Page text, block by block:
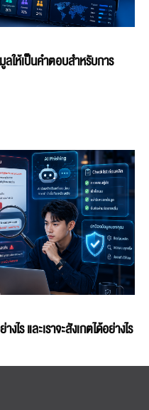
ให้เป็นคำตอบสำหรับการ
ร และเราจะสังเกตได้อย่างไร